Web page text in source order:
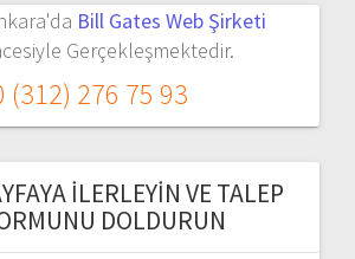
Bill Gates Web Şirketi
Gerçekleşmektedir.
(312) 276 75 93
İLERLEYIN VE TALEP
DOLDURUN